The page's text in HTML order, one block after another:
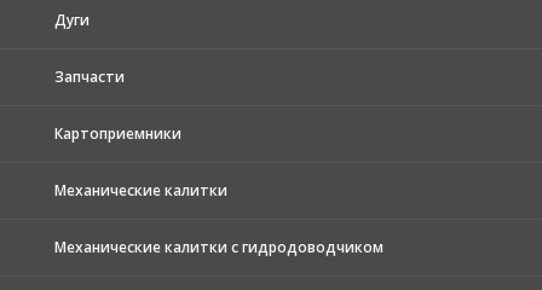
Дуги
Запчасти
Картоприемники
Механические калитки
Механические калитки с гидродоводчиком